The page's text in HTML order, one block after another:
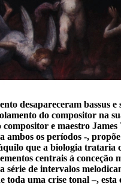
desapareceram bassus
do compositor na
e maestro
os períodos -,
que a biologia trataria
centrais à
série de intervalos
toda uma crise tonal –,